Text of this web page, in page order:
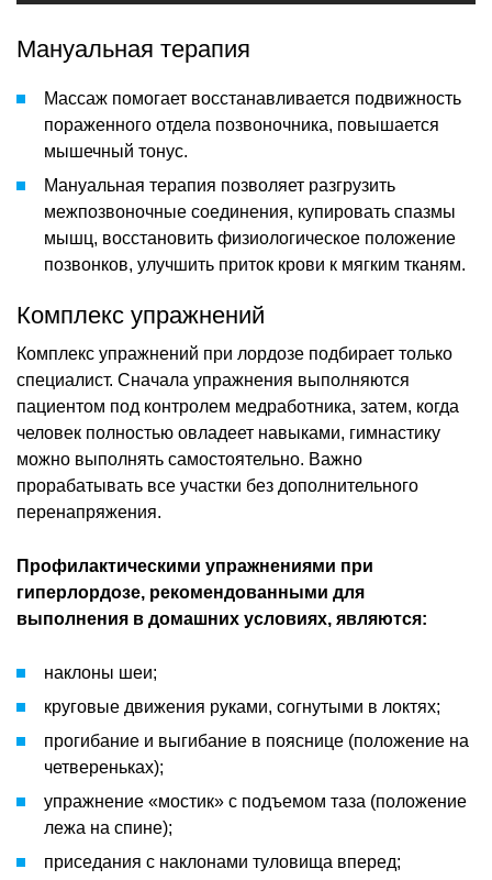
Мануальная терапия
Массаж помогает восстанавливается подвижность
пораженного отдела позвоночника, повышается
мышечный тонус.
Мануальная терапия позволяет разгрузить
межпозвоночные соединения, купировать спазмы
мышц, восстановить физиологическое положение
позвонков, улучшить приток крови к мягким тканям.
Комплекс упражнений
Комплекс упражнений при лордозе подбирает только
специалист. Сначала упражнения выполняются
пациентом под контролем медработника, затем, когда
человек полностью овладеет навыками, гимнастику
можно выполнять самостоятельно. Важно
прорабатывать все участки без дополнительного
перенапряжения.
Профилактическими упражнениями при
гиперлордозе, рекомендованными для
выполнения в домашних условиях, являются:
наклоны шеи;
круговые движения руками, согнутыми в локтях;
прогибание и выгибание в пояснице (положение на
четвереньках);
упражнение «мостик» с подъемом таза (положение
лежа на спине);
приседания с наклонами туловища вперед;